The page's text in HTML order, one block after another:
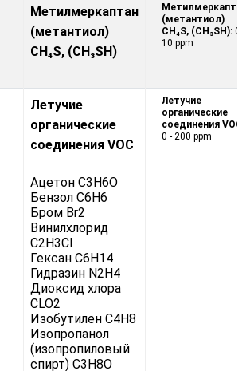
Метилмеркаптан
(метантиол)
CH₄S, (CH₃SH)
Метилмеркаптан
(метантиол)
CH₄S, (CH₃SH): 0 -
10 ppm
Летучие
органические
соединения VOC
Ацетон C3H6O
Бензол C6H6
Бром Br2
Винилхлорид
C2H3Cl
Гексан C6H14
Гидразин N2H4
Диоксид хлора
CLO2
Изобутилен C4H8
Изопропанол
(изопропиловый
спирт) C3H8O
Летучие
органические
соединения VOC:
0 - 200 ppm